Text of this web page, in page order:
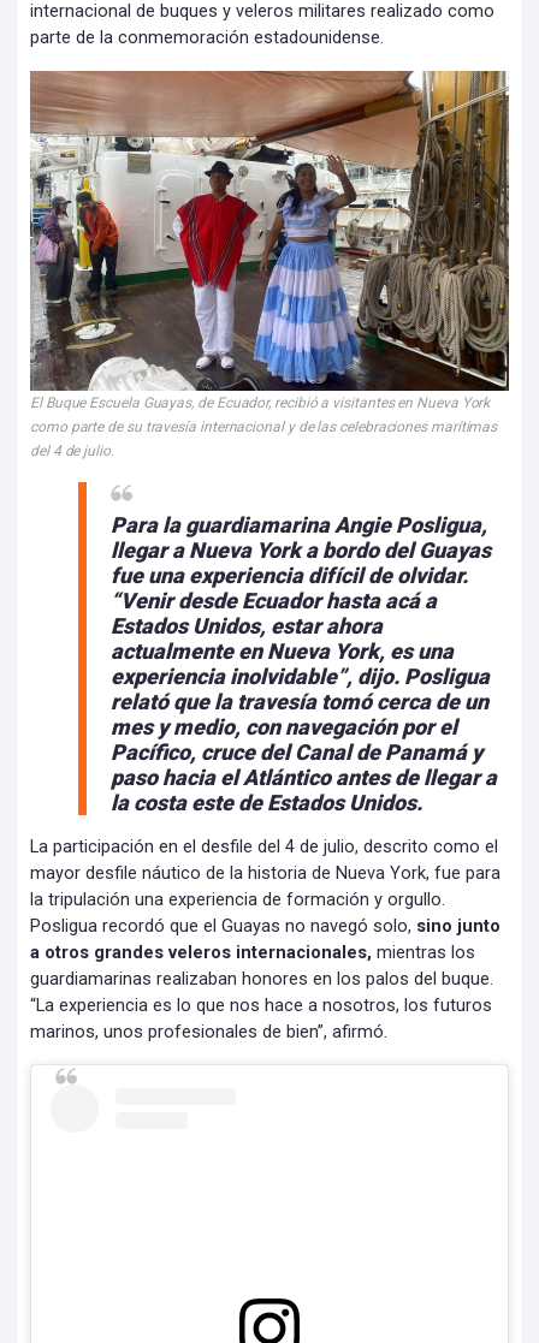
internacional de buques y veleros militares realizado como
parte de la conmemoración estadounidense.
El Buque Escuela Guayas, de Ecuador, recibió a visitantes en Nueva York
como parte de su travesía internacional y de las celebraciones marítimas
del 4 de julio.
Para la guardiamarina Angie Posligua,
llegar a Nueva York a bordo del Guayas
fue una experiencia difícil de olvidar.
“Venir desde Ecuador hasta acá a
Estados Unidos, estar ahora
actualmente en Nueva York, es una
experiencia inolvidable”, dijo. Posligua
relató que la travesía tomó cerca de un
mes y medio, con navegación por el
Pacífico, cruce del Canal de Panamá y
paso hacia el Atlántico antes de llegar a
la costa este de Estados Unidos.
La participación en el desfile del 4 de julio, descrito como el
mayor desfile náutico de la historia de Nueva York, fue para
la tripulación una experiencia de formación y orgullo.
Posligua recordó que el Guayas no navegó solo, sino junto
a otros grandes veleros internacionales, mientras los
guardiamarinas realizaban honores en los palos del buque.
“La experiencia es lo que nos hace a nosotros, los futuros
marinos, unos profesionales de bien”, afirmó.